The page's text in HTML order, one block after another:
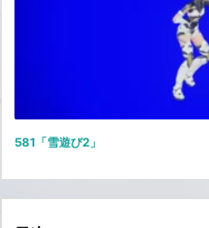
581「雪遊び2」